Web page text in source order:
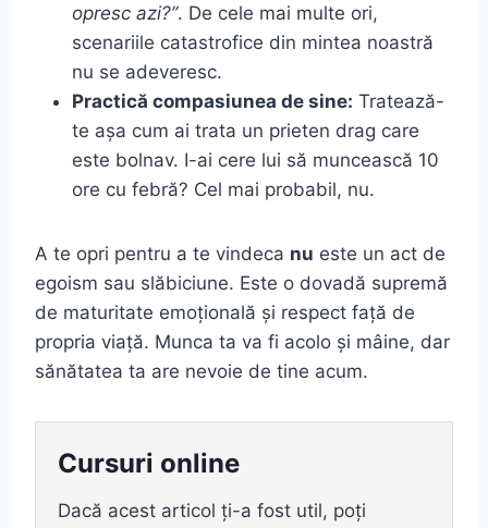
opresc azi?”. De cele mai multe ori,
scenariile catastrofice din mintea noastră
nu se adeveresc.
Practică compasiunea de sine: Tratează-
te așa cum ai trata un prieten drag care
este bolnav. I-ai cere lui să muncească 10
ore cu febră? Cel mai probabil, nu.
A te opri pentru a te vindeca nu este un act de
egoism sau slăbiciune. Este o dovadă supremă
de maturitate emoțională și respect față de
propria viață. Munca ta va fi acolo și mâine, dar
sănătatea ta are nevoie de tine acum.
Cursuri online
Dacă acest articol ți-a fost util, poți